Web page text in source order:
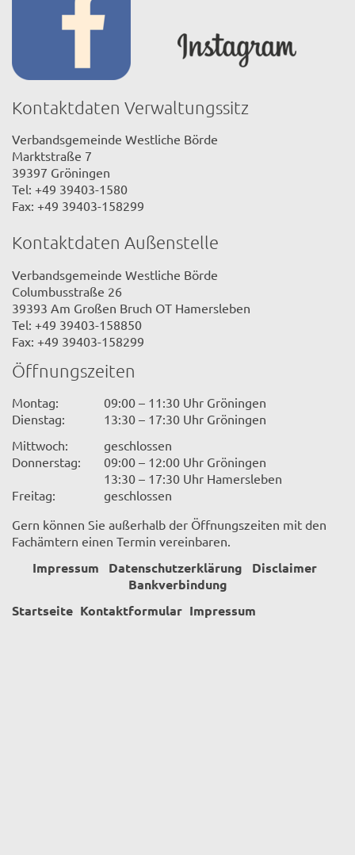
Kontaktdaten Verwaltungssitz
Verbandsgemeinde Westliche Börde
Marktstraße 7
39397 Gröningen
Tel: +49 39403-1580
Fax: +49 39403-158299
Kontaktdaten Außenstelle
Verbandsgemeinde Westliche Börde
Columbusstraße 26
39393 Am Großen Bruch OT Hamersleben
Tel: +49 39403-158850
Fax: +49 39403-158299
Öffnungszeiten
Montag:
09:00 – 11:30 Uhr Gröningen
Dienstag:
13:30 – 17:30 Uhr Gröningen
Mittwoch:
geschlossen
Donnerstag:
09:00 – 12:00 Uhr Gröningen
13:30 – 17:30 Uhr Hamersleben
Freitag:
geschlossen
Gern können Sie außerhalb der Öffnungszeiten mit den
Fachämtern einen Termin vereinbaren.
Impressum Datenschutzerklärung
Disclaimer
Bankverbindung
Startseite Kontaktformular Impressum